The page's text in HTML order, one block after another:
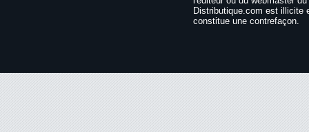
Distributique.com est illicite
constitue une contrefaçon.